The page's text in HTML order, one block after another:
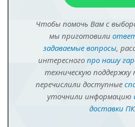
Чтобы помочь Вам с
мы приготовили
задаваемые вопросы,
интересного про нашу
техническую поддержку
перечислили доступные
уточнили информацию
доставки ПК.